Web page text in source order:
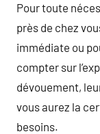
Pour toute
près de chez
immédiate ou
compter sur
dévouement,
vous aurez la
besoins.